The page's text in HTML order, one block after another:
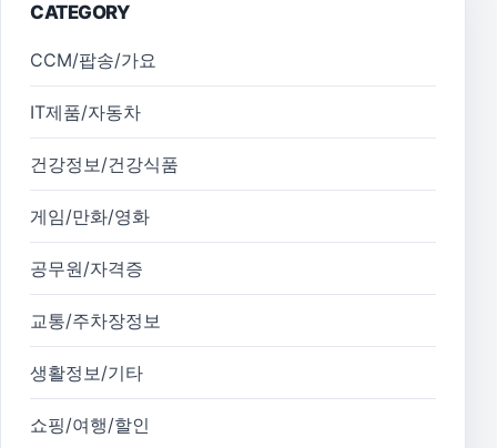
CATEGORY
CCM/팝송/가요
IT제품/자동차
건강정보/건강식품
게임/만화/영화
공무원/자격증
교통/주차장정보
생활정보/기타
쇼핑/여행/할인